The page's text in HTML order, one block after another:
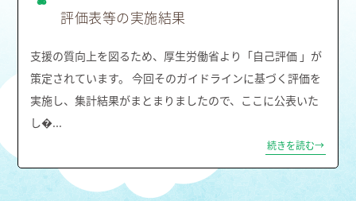
評価表等の実施結果
支援の質向上を図るため、厚生労働省より「自己評価 」が
策定されています。 今回そのガイドラインに基づく評価を
実施し、集計結果がまとまりましたので、ここに公表いた
し�...
続きを読む→